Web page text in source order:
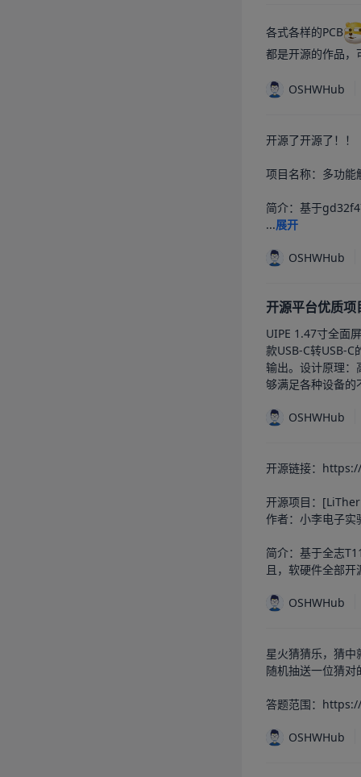
各式各样的PCB
都是开源的作品，
OSHWHub
开源了开源了！！
项目名称：多功能
简介：基于
...展开
OSHWHub
开源平台优质
UIPE 1.47寸全面
款USB-C转USB-
输出。设计原理：
够满足各种设备的
OSHWHub
开源链接：
开源项目：
作者：小李电子实
简介：基于全志
且，软硬件全
OSHWHub
星火猜猜乐，猜中
随机抽送一位猜对
答题范围：
OSHWHub